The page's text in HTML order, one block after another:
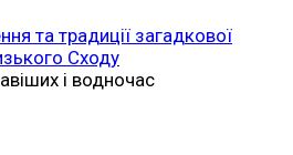
та традиції загадкової
Сходу
і водночас